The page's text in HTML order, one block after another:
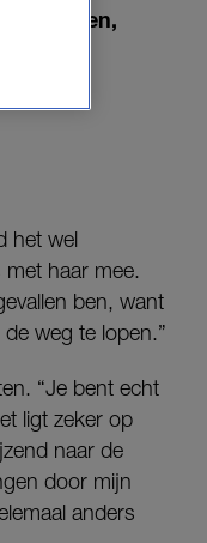
veel doen,
het wel
haar mee.
ben, want
weg te lopen.”
“Je bent echt
ligt zeker op
naar de
door mijn
anders